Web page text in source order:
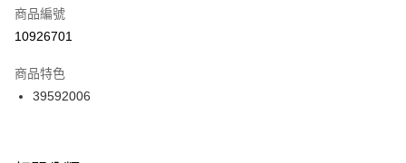
【「AFTEE先享後付」結帳流程】
１．於結帳方式選擇「AFTEE先享後付」後，將跳轉至「AFTEE先享後付」
２．訂單成立數日內，您將收到繳費通知簡訊。
３．收到繳費通知簡訊後14天內，點擊此簡訊中的連結，可透過四大超商／
ATM／網路銀行／等多元方式進行付款，方視為交易完成。
宅配
每筆NT$100，滿NT$1,500(含以上)免運費
商品編號
10926701
商品特色
39592006